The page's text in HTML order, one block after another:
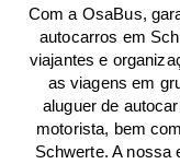
Com a OsaBus,
autocarros em
viajantes e
as viagens em
aluguer de
motorista, bem
Schwerte. A nossa